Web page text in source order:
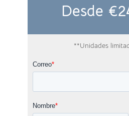
Desde €
**Unidades